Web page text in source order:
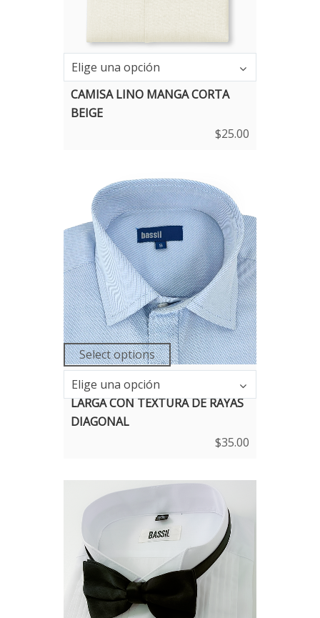
Elige una opción
Talla
CAMISA LINO MANGA CORTA
BEIGE
$25.00
Select options
Elige una opción
Talla
CAMISA AZUL CLARO MANGA
LARGA CON TEXTURA DE RAYAS
DIAGONAL
$35.00